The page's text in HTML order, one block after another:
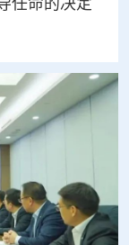
任命的决定